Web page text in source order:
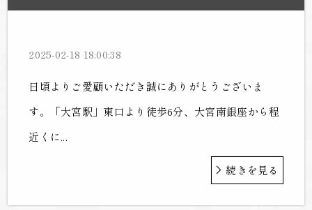
2025-02-18 18:00:38
日頃よりご愛顧いただき誠にありがとうございま
す。「大宮駅」東口より徒歩6分、大宮南銀座から程
近くに...
続きを見る